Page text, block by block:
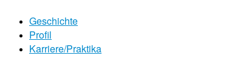
Geschichte
Profil
Karriere/Praktika